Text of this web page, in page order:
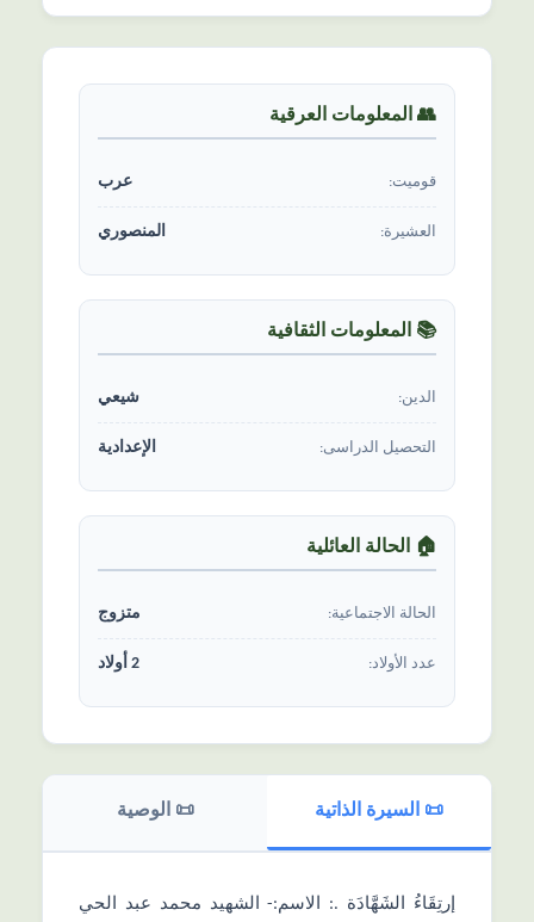
👥 المعلومات العرقیة
قومیت: عرب
العشیرة: المنصوري
📚 المعلومات الثقافیة
الدين: شیعي
التحصیل الدراسی: الإعدادية
🏠 الحالة العائلیة
الحالة الاجتماعیة: متزوج
عدد الأولاد: 2 أولاد
📜 السیرة الذاتیة 📜 الوصیة
إرتِقَاءُ الشَهَّادَة .: الاسم:- الشهيد محمد عبد الحي